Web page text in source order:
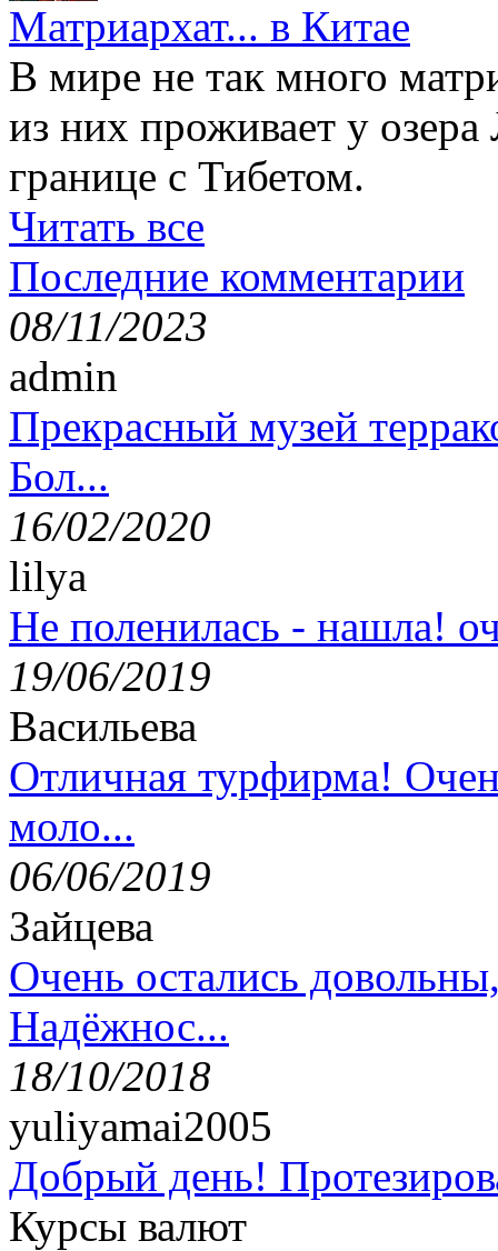
Матриархат... в Китае
В мире не так много
из них проживает у
границе с Тибетом.
Читать все
Последние комментарии
08/11/2023
admin
Прекрасный музей
Бол...
16/02/2020
lilya
Не поленилась - нашла!
19/06/2019
Васильева
Отличная турфирма!
моло...
06/06/2019
Зайцева
Очень остались
Надёжнос...
18/10/2018
yuliyamai2005
Добрый день!
Курсы валют